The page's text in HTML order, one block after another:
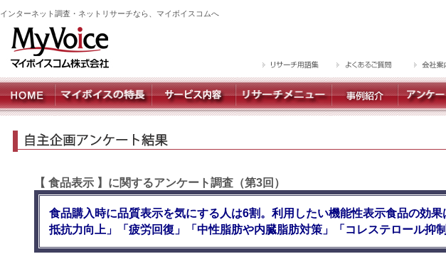
インターネット調査・ネットリサーチなら、マイボイスコムへ
【 食品表示 】に関するアンケート調査（第3回）
食品購入時に品質表示を気にする人は6割。利用したい機能性表示食品の効果
抵抗力向上」「疲労回復」「中性脂肪や内臓脂肪対策」「コレステロール抑